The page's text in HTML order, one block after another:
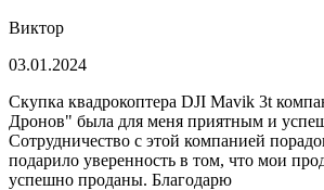
Виктор
03.01.2024
Скупка квадрокоптера DJI Mavik 3t
Дронов" была для меня приятным и
Сотрудничество с этой компанией
подарило уверенность в том, что мои
успешно проданы. Благодарю